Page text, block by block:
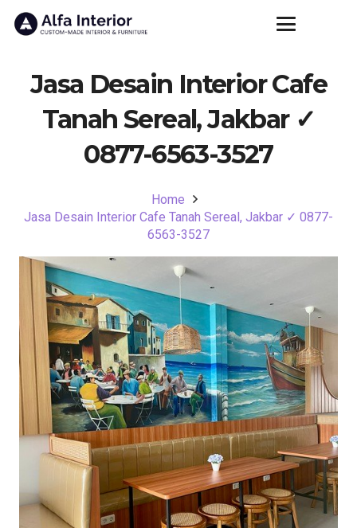
Jasa Desain Interior Cafe
Tanah Sereal, Jakbar ✓
0877-6563-3527
Home
Jasa Desain Interior Cafe Tanah Sereal, Jakbar ✓ 0877-
6563-3527